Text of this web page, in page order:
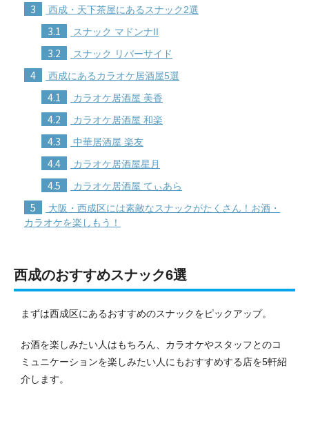
3
西成・天下茶屋にあるスナック2選
3.1 スナック マドンナII
3.2 スナック リバーサイド
4 西成にあるカラオケ居酒屋5選
4.1 カラオケ居酒屋 美香
4.2 カラオケ居酒屋 和楽
4.3 中華居酒屋 楽友
4.4 カラオケ居酒屋星月
4.5 カラオケ居酒屋 てぃあら
5
大阪・西成区には素敵なスナックがたくさん！お酒・
カラオケを楽しもう！
西成のおすすめスナック6選
まずは西成区にあるおすすめのスナックをピックアップ。
お酒を楽しみたい人はもちろん、カラオケやスタッフとのコ
ミュニケーションを楽しみたい人にもおすすめする店を5軒紹
介します。